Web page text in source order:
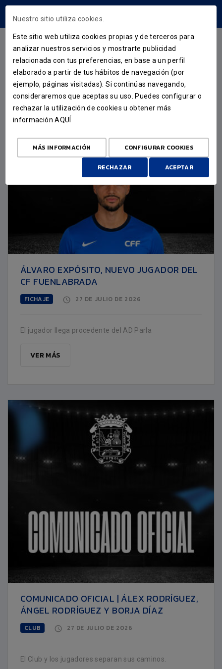
CATEGORÍAS
ÁLVARO EXPÓSITO, NUEVO JUGADOR DEL
CF FUENLABRADA
FICHAJE 27 DE JULIO DE 2026
El jugador llega procedente del AD Parla
VER MÁS
COMUNICADO OFICIAL | ÁLEX RODRÍGUEZ,
ÁNGEL RODRÍGUEZ Y BORJA DÍAZ
CLUB 27 DE JULIO DE 2026
El Club y los jugadores separan sus caminos.
Nuestro sitio utiliza cookies.
Este sitio web utiliza cookies propias y de terceros para
analizar nuestros servicios y mostrarte publicidad
relacionada con tus preferencias, en base a un perfil
elaborado a partir de tus hábitos de navegación (por
ejemplo, páginas visitadas). Si continúas navegando,
consideraremos que aceptas su uso. Puedes configurar o
rechazar la utilización de cookies u obtener más
informaciónAQUÍ
MÁS INFORMACIÓN CONFIGURAR COOKIES
RECHAZAR ACEPTAR